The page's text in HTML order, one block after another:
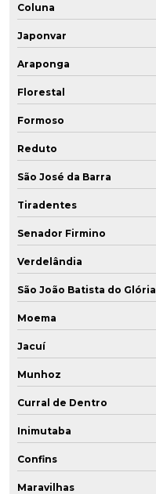
Coluna
Japonvar
Araponga
Florestal
Formoso
Reduto
São José da Barra
Tiradentes
Senador Firmino
Verdelândia
São João Batista do Glória
Moema
Jacuí
Munhoz
Curral de Dentro
Inimutaba
Confins
Maravilhas